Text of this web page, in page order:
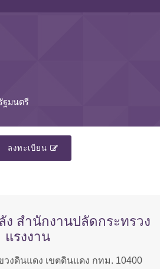
ฐมนตรี
ลงทะเบียน
ง สำนักงานปลัดกระทรวง
แรงงาน
งดินแดง เขตดินแดง กทม. 10400